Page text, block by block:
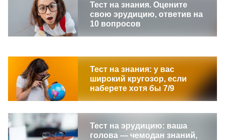
Тест на знания. Оцените
свою эрудицию, ответив на
10 вопросов
Тест на знания: у вас
широкий кругозор, если
наберете хотя бы 7/9
Тест на эрудицию: ваша
голова — чемодан знаний,